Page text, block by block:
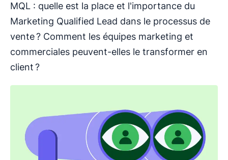
MQL : quelle est la place et l'importance du
Marketing Qualified Lead dans le processus de
vente ? Comment les équipes marketing et
commerciales peuvent-elles le transformer en
client ?